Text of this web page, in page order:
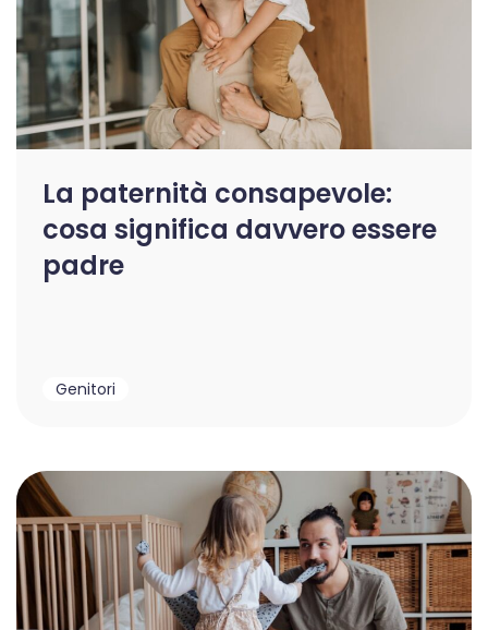
La paternità consapevole:
cosa significa davvero essere
padre
Genitori